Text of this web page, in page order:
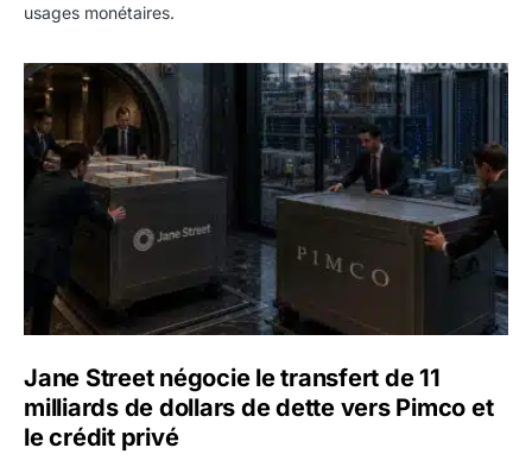
usages monétaires.
Jane Street négocie le transfert de 11 milliards de
Jane Street négocie le transfert de 11
milliards de dollars de dette vers Pimco et
le crédit privé